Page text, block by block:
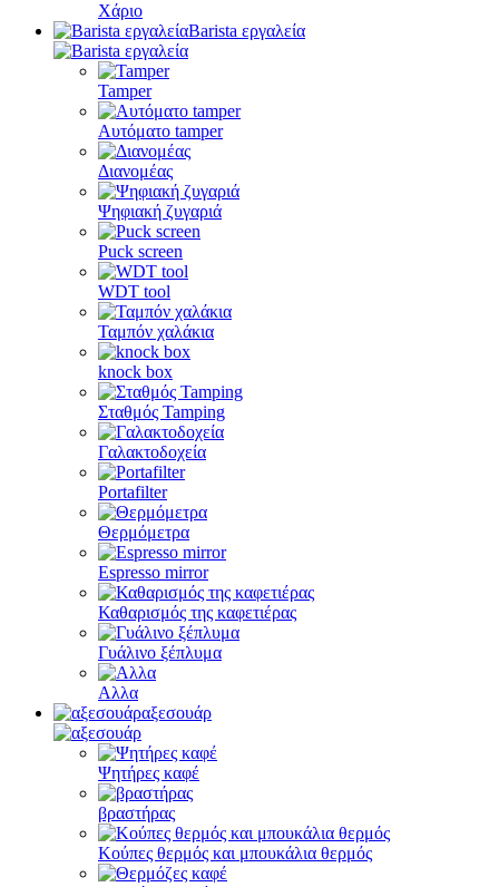
Χάριο
Barista εργαλεία
Tamper
Αυτόματο tamper
Διανομέας
Ψηφιακή ζυγαριά
Puck screen
WDT tool
Ταμπόν χαλάκια
knock box
Σταθμός Tamping
Γαλακτοδοχεία
Portafilter
Θερμόμετρα
Espresso mirror
Καθαρισμός της καφετιέρας
Γυάλινο ξέπλυμα
Αλλα
αξεσουάρ
Ψητήρες καφέ
βραστήρας
Κούπες θερμός και μπουκάλια θερμός